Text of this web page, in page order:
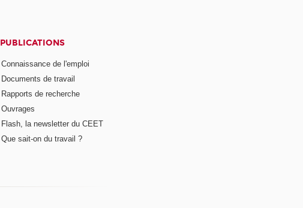
PUBLICATIONS
Connaissance de l'emploi
Documents de travail
Rapports de recherche
Ouvrages
Flash, la newsletter du CEET
Que sait-on du travail ?